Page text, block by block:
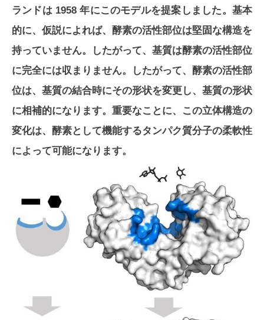
ランドは 1958 年にこのモデルを提案しました。基本
的に、仮説によれば、酵素の活性部位は堅固な構造を
持っていません。したがって、基質は酵素の活性部位
に完全には収まりません。したがって、酵素の活性部
位は、基質の結合時にその形状を変更し、基質の形状
に相補的になります。重要なことに、この立体構造の
変化は、酵素として機能するタンパク質分子の柔軟性
によって可能になります。